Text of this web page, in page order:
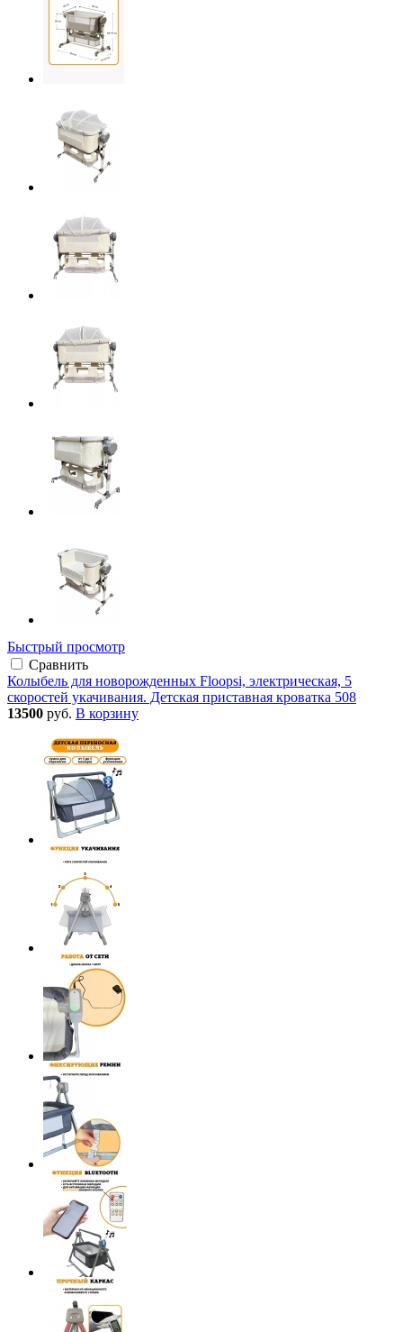
Быстрый просмотр
Сравнить
Колыбель для новорожденных Floopsi, электрическая, 5
скоростей укачивания. Детская приставная кроватка 508
13500 руб. В корзину